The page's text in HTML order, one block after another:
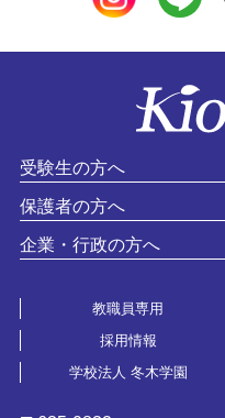
受験生の方へ
保護者の方へ
企業・行政の方へ
教職員専用
採用情報
学校法人 冬木学園